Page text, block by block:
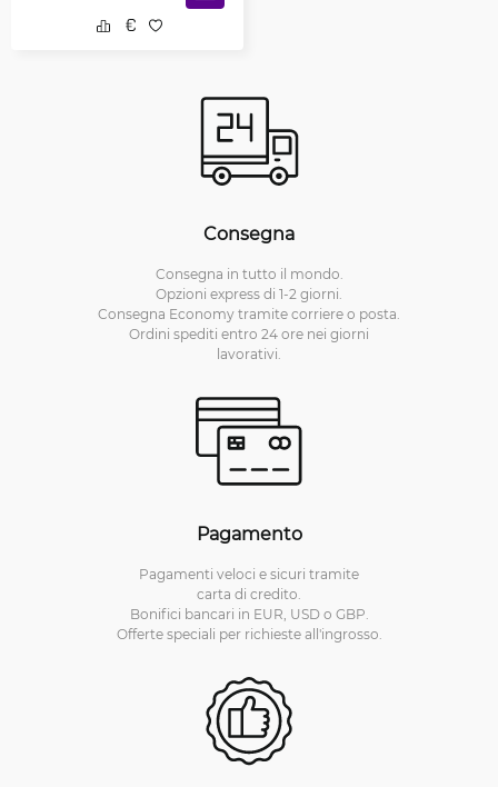
Consegna
Consegna in tutto il mondo.
Opzioni express di 1-2 giorni.
Consegna Economy tramite corriere o posta.
Ordini spediti entro 24 ore nei giorni
lavorativi.
Pagamento
Pagamenti veloci e sicuri tramite
carta di credito.
Bonifici bancari in EUR, USD o GBP.
Offerte speciali per richieste all'ingrosso.